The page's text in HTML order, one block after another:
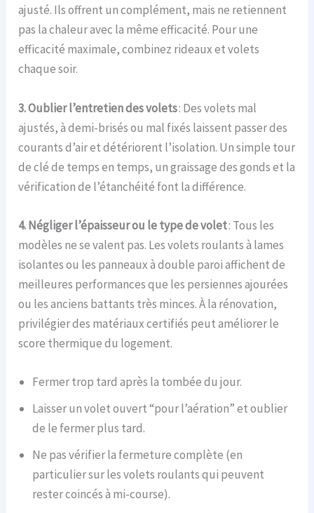
ajusté. Ils offrent un complément, mais ne retiennent
pas la chaleur avec la même efficacité. Pour une
efficacité maximale, combinez rideaux et volets
chaque soir.
3. Oublier l’entretien des volets: Des volets mal
ajustés, à demi-brisés ou mal fixés laissent passer des
courants d’air et détériorent l’isolation. Un simple tour
de clé de temps en temps, un graissage des gonds et la
vérification de l’étanchéité font la différence.
4. Négliger l’épaisseur ou le type de volet: Tous les
modèles ne se valent pas. Les volets roulants à lames
isolantes ou les panneaux à double paroi affichent de
meilleures performances que les persiennes ajourées
ou les anciens battants très minces. À la rénovation,
privilégier des matériaux certifiés peut améliorer le
score thermique du logement.
Fermer trop tard après la tombée du jour.
Laisser un volet ouvert “pour l’aération” et oublier
de le fermer plus tard.
Ne pas vérifier la fermeture complète (en
particulier sur les volets roulants qui peuvent
rester coincés à mi-course).